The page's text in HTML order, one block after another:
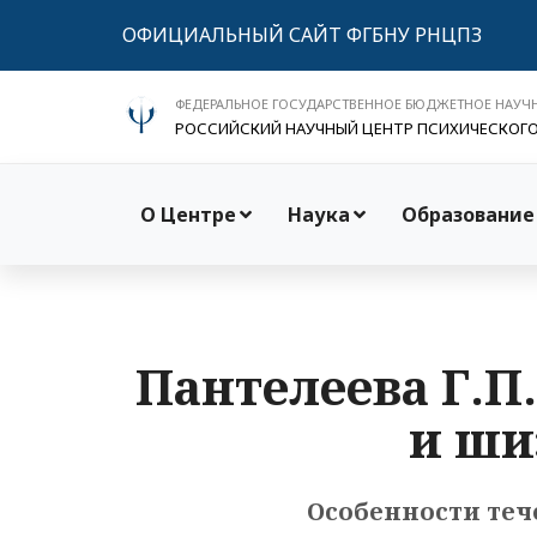
ОФИЦИАЛЬНЫЙ САЙТ ФГБНУ РНЦПЗ
ФЕДЕРАЛЬНОЕ ГОСУДАРСТВЕННОЕ БЮДЖЕТНОЕ
РОССИЙСКИЙ НАУЧНЫЙ ЦЕНТР
О Центре Наука Образование
Пантелеева
и
Особенности